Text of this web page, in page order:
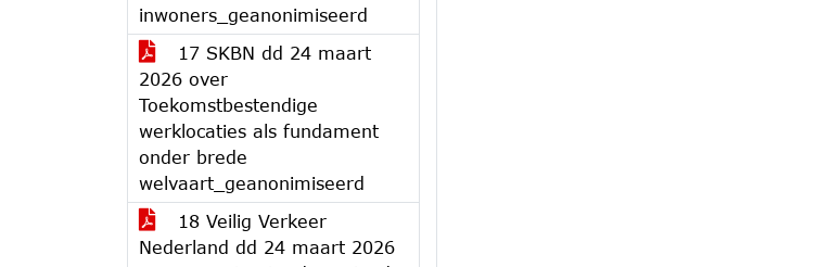
inwoners_geanonimiseerd
17 SKBN dd 24 maart
2026 over
Toekomstbestendige
werklocaties als fundament
onder brede
welvaart_geanonimiseerd
18 Veilig Verkeer
Nederland dd 24 maart 2026